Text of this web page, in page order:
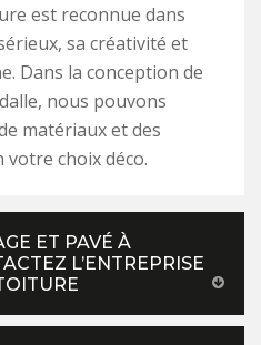
est reconnue dans
sa créativité et
Dans la conception de
nous pouvons
matériaux et des
choix déco.
ET PAVÉ À
L’ENTREPRISE